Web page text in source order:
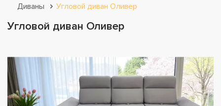
Диваны Угловой диван Оливер
Угловой диван Оливер